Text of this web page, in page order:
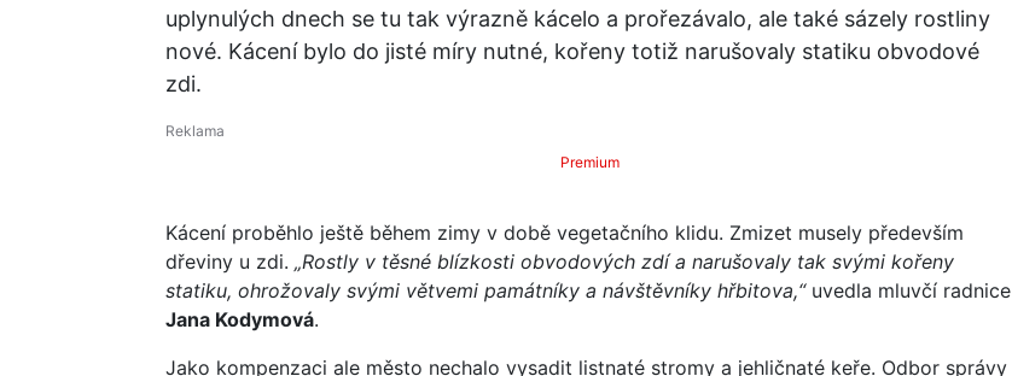
uplynulých dnech se tu tak výrazně kácelo a prořezávalo, ale také sázely rostliny
nové. Kácení bylo do jisté míry nutné, kořeny totiž narušovaly statiku obvodové
zdi.
Premium
Kácení proběhlo ještě během zimy v době vegetačního klidu. Zmizet musely především
dřeviny u zdi. „Rostly v těsné blízkosti obvodových zdí a narušovaly tak svými kořeny
statiku, ohrožovaly svými větvemi památníky a návštěvníky hřbitova,“uvedla mluvčí radnice
Jana Kodymová.
Jako kompenzaci ale město nechalo vysadit listnaté stromy a jehličnaté keře. Odbor správy